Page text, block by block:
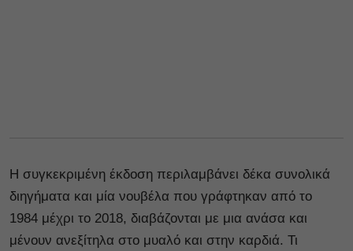
Η συγκεκριμένη έκδοση περιλαμβάνει δέκα συνολικά
διηγήματα και μία νουβέλα που γράφτηκαν από το
1984 μέχρι το 2018, διαβάζονται με μια ανάσα και
μένουν ανεξίτηλα στο μυαλό και στην καρδιά. Τι